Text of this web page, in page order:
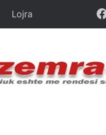
Lojra